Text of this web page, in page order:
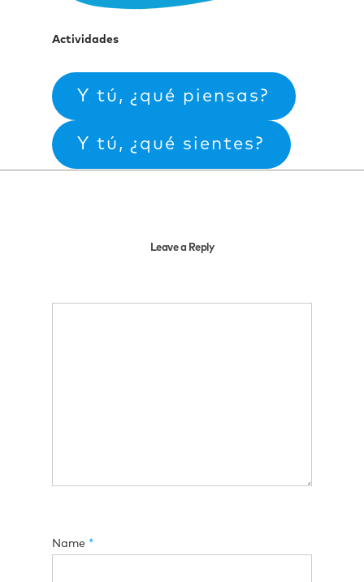
Actividades
Y tú, ¿qué piensas?
Y tú, ¿qué sientes?
Leave a Reply
Name *